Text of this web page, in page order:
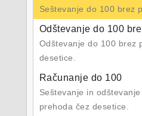
Seštevanje do 100 brez
Odštevanje do 100
Odštevanje do 100 brez
desetice.
Računanje do 100
Seštevanje in
prehoda čez desetice.